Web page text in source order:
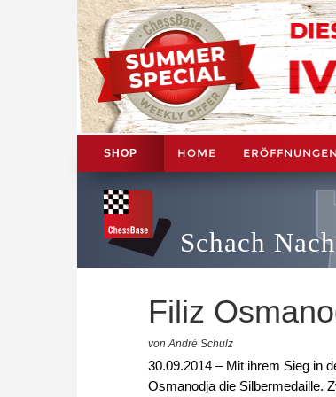
SHOP HOME
Schach
Filiz
von André Schulz
30.09.2014 – Mit ihrem Sieg in
Osmanodja die Silbermedaille.